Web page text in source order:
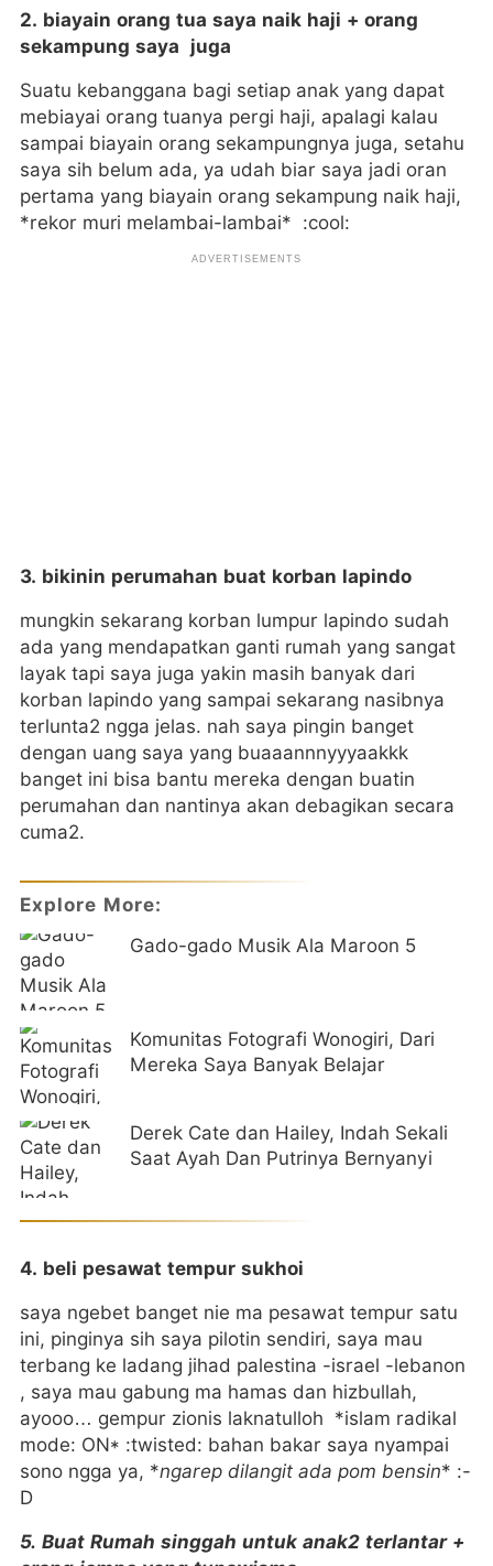
2. biayain orang tua saya naik haji + orang
sekampung saya juga
Suatu kebanggana bagi setiap anak yang dapat
mebiayai orang tuanya pergi haji, apalagi kalau
sampai biayain orang sekampungnya juga, setahu
saya sih belum ada, ya udah biar saya jadi oran
pertama yang biayain orang sekampung naik haji,
*rekor muri melambai-lambai* :cool:
3. bikinin perumahan buat korban lapindo
mungkin sekarang korban lumpur lapindo sudah
ada yang mendapatkan ganti rumah yang sangat
layak tapi saya juga yakin masih banyak dari
korban lapindo yang sampai sekarang nasibnya
terlunta2 ngga jelas. nah saya pingin banget
dengan uang saya yang buaaannnyyyaakkk
banget ini bisa bantu mereka dengan buatin
perumahan dan nantinya akan debagikan secara
cuma2.
Explore More:
Gado-gado Musik Ala Maroon 5
Komunitas Fotografi Wonogiri, Dari
Mereka Saya Banyak Belajar
Derek Cate dan Hailey, Indah Sekali
Saat Ayah Dan Putrinya Bernyanyi
4. beli pesawat tempur sukhoi
saya ngebet banget nie ma pesawat tempur satu
ini, pinginya sih saya pilotin sendiri, saya mau
terbang ke ladang jihad palestina -israel -lebanon
, saya mau gabung ma hamas dan hizbullah,
ayooo… gempur zionis laknatulloh *islam radikal
mode: ON* :twisted: bahan bakar saya nyampai
sono ngga ya, *ngarep dilangit ada pom bensin* :-
D
5. Buat Rumah singgah untuk anak2 terlantar +